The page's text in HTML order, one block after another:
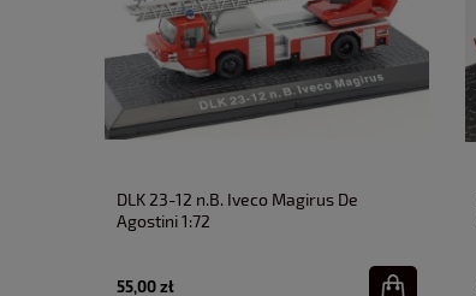
DLK 23-12 n.B. Iveco Magirus De
Agostini 1:72
55,00 zł